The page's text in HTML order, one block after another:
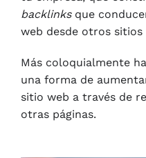
backlinksque
web desde otros sitios
Más coloquialmente
una forma de
sitio web a través de
otras páginas.